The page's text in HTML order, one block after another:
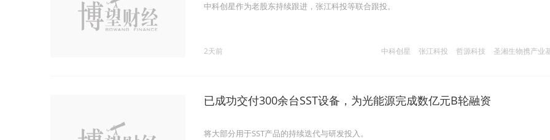
中科创星作为老股东持续跟进，张江科投等联合跟投。
中科创星 张江科投 哲源科技 圣湘生物携产业
2天前
已成功交付300余台SST设备，为光能源完成数亿元B轮融资
将大部分用于SST产品的持续迭代与研发投入。